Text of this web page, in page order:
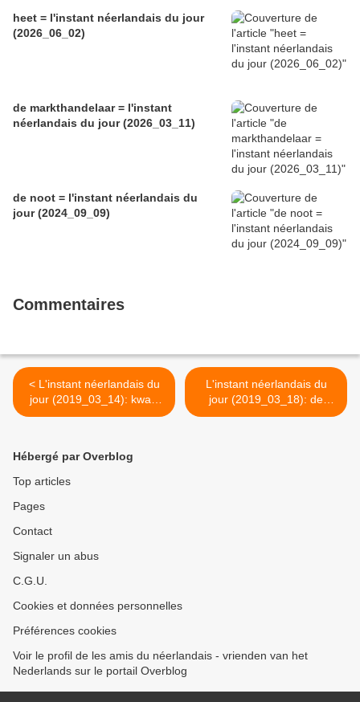
heet = l'instant néerlandais du jour
(2026_06_02)
de markthandelaar = l'instant
néerlandais du jour (2026_03_11)
de noot = l'instant néerlandais du
jour (2024_09_09)
Commentaires
< L'instant néerlandais du
jour (2019_03_14): kwart
over drie
L'instant néerlandais du
jour (2019_03_18): de
aanslag >
Hébergé par Overblog
Top articles
Pages
Contact
Signaler un abus
C.G.U.
Cookies et données personnelles
Préférences cookies
Voir le profil de les amis du néerlandais - vrienden van het
Nederlands sur le portail Overblog